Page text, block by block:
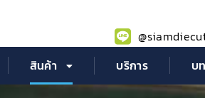
สินค้า บริการ บ